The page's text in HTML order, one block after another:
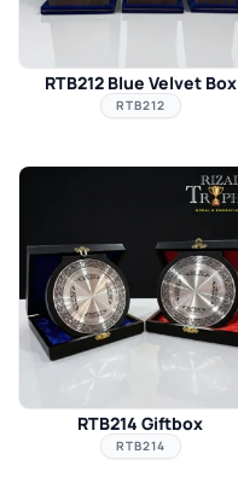
RTB212 Blue Velvet Box
RTB212
RTB214 Giftbox
RTB214